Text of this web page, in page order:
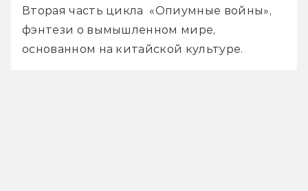
Вторая часть цикла  «Опиумные войны»,
фэнтези о вымышленном мире,
основанном на китайской культуре.